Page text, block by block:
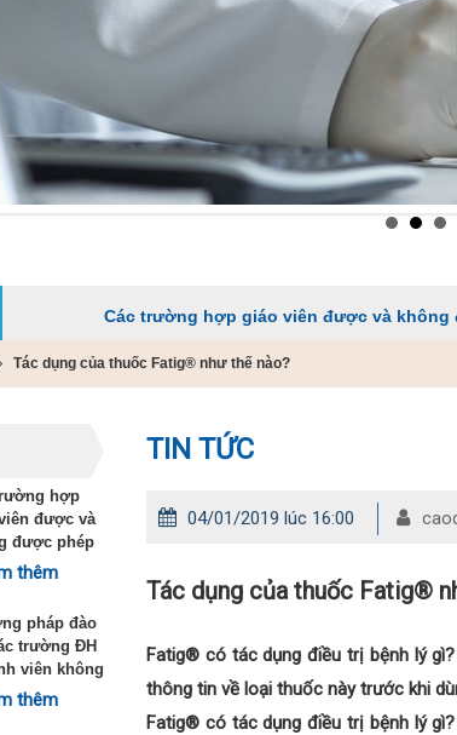
Các trường hợp giáo viên được và không được phép
Tác dụng của thuốc Fatig® như thế nào?
hợp
được và
được phép
theo
thêm
pháp đào
trường ĐH
viên không
với ngành
thêm
TIN TỨC
04/01/2019 lúc 16:00
Tác dụng của thuốc Fatig®
Fatig® có tác dụng điều trị bệnh lý
thông tin về loại thuốc này trước khi
Fatig® có tác dụng điều trị bệnh lý